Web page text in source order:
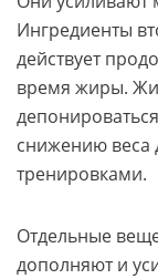
Ингредиенты
действует
время жиры.
снижению веса
тренировками.
Отдельные
дополняют и